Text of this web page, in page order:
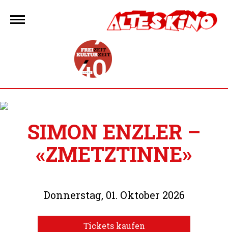
Inhalt
springen
SIMON ENZLER –
«ZMETZTINNE»
Donnerstag, 01. Oktober 2026
Tickets kaufen